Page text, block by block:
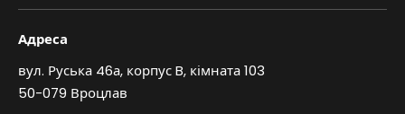
Адреса
вул. Руська 46а, корпус B, кімната 103
50-079 Вроцлав